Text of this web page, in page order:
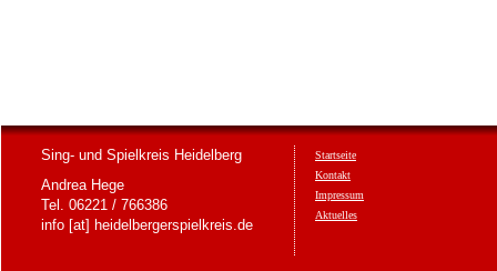
Sing- und Spielkreis Heidelberg
Andrea Hege
Tel. 06221 / 766386
info [at] heidelbergerspielkreis.de
Startseite
Kontakt
Impressum
Aktuelles